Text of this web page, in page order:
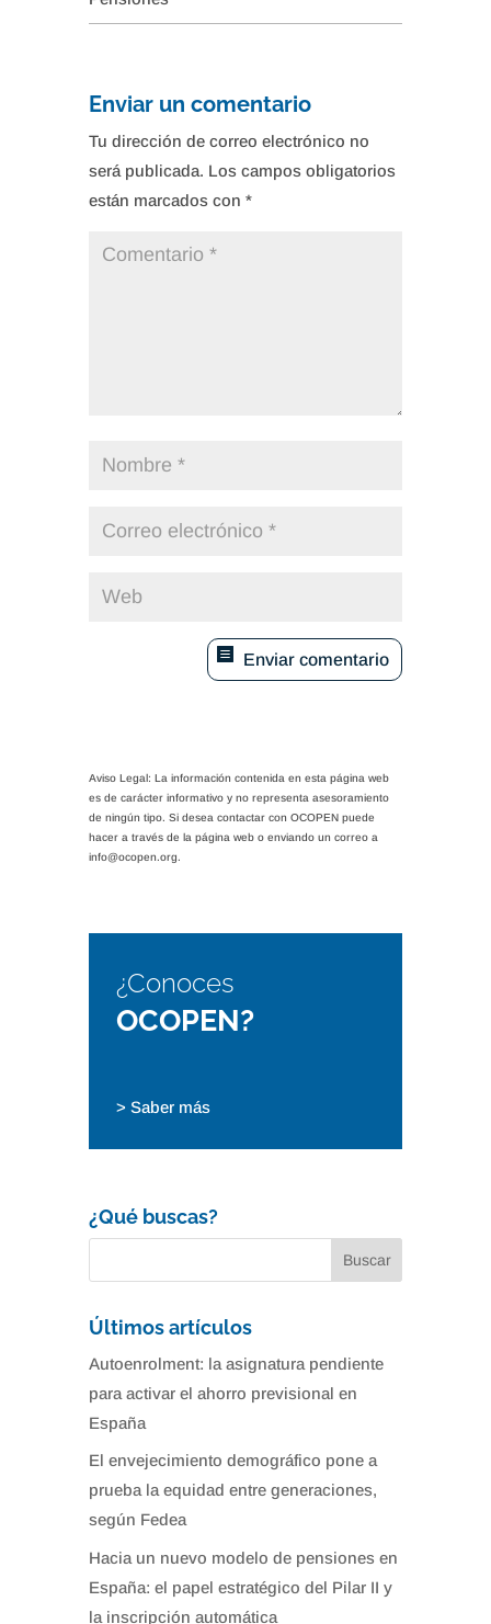
Enviar un comentario
Tu dirección de correo electrónico no
será publicada. Los campos obligatorios
están marcados con *
Enviar comentario
Aviso Legal: La información contenida en esta página web
es de carácter informativo y no representa asesoramiento
de ningún tipo. Si desea contactar con OCOPEN puede
hacer a través de la página web o enviando un correo a
info@ocopen.org.
¿Conoces
OCOPEN?
> Saber más
¿Qué buscas?
Últimos artículos
Autoenrolment: la asignatura pendiente
para activar el ahorro previsional en
España
El envejecimiento demográfico pone a
prueba la equidad entre generaciones,
según Fedea
Hacia un nuevo modelo de pensiones en
España: el papel estratégico del Pilar II y
la inscripción automática